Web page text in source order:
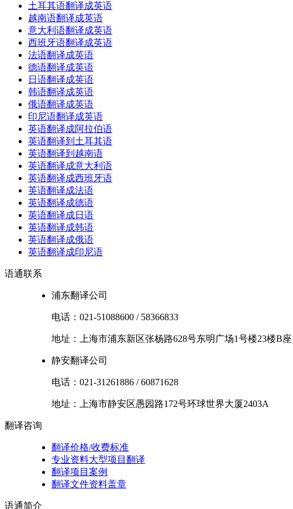
土耳其语翻译成英语
越南语翻译成英语
意大利语翻译成英语
西班牙语翻译成英语
法语翻译成英语
德语翻译成英语
日语翻译成英语
韩语翻译成英语
俄语翻译成英语
印尼语翻译成英语
英语翻译成阿拉伯语
英语翻译到土耳其语
英语翻译到越南语
英语翻译成意大利语
英语翻译成西班牙语
英语翻译成法语
英语翻译成德语
英语翻译成日语
英语翻译成韩语
英语翻译成俄语
英语翻译成印尼语
语通联系
浦东翻译公司
电话： 021-51088600 / 58366833
地址： 上海市浦东新区张杨路628号东明广场1号楼23楼B座
静安翻译公司
电话： 021-31261886 /60871628
地址： 上海市静安区愚园路172号环球世界大厦2403A
翻译咨询
翻译价格/收费标准
专业资料大型项目翻译
翻译项目案例
翻译文件资料盖章
语通简介